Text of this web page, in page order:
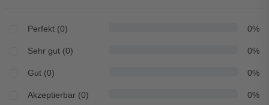
Perfekt (0) 0%
Sehr gut (0) 0%
Gut (0) 0%
Akzeptierbar (0) 0%